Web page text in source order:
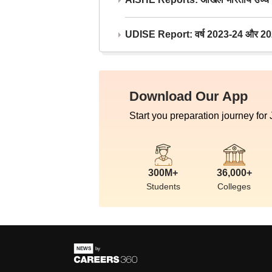
UDISE Report: वर्ष 2023-24 और
Download Our App
Start you preparation journey
300M+
Students
36,000+
Colleges